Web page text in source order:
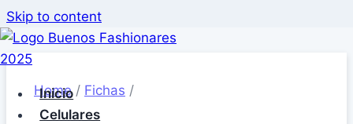
Skip to content
Inicio
Celulares
Home / Fichas /